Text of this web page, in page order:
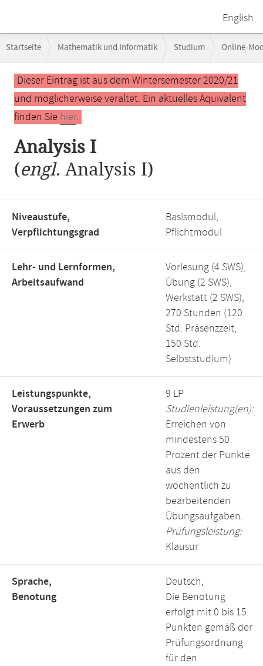
English
Navigation
Startseite Mathematik und Informatik Studium Online-
Hauptinhalt
Dieser Eintrag ist aus dem Wintersemester 2020/21
und möglicherweise veraltet. Ein aktuelles Äquivalent
finden Sie hier.
Analysis I
(engl. Analysis I)
Niveaustufe,
Verpflichtungsgrad
Basismodul,
Pflichtmodul
Lehr- und Lernformen,
Arbeitsaufwand
Vorlesung (4 SWS),
Übung (2 SWS),
Werkstatt (2 SWS),
270 Stunden (120
Std. Präsenzzeit,
150 Std.
Selbststudium)
Leistungspunkte,
Voraussetzungen zum
Erwerb
9 LP
Studienleistung(en):
Erreichen von
mindestens 50
Prozent der Punkte
aus den
wöchentlich zu
bearbeitenden
Übungsaufgaben.
Prüfungsleistung:
Klausur
Sprache,
Benotung
Deutsch,
Die Benotung
erfolgt mit 0 bis 15
Punkten gemäß der
Prüfungsordnung
für den